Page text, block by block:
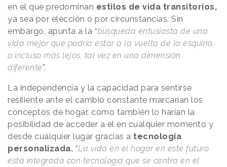
en el que predominan estilos de vida transitorios,
ya sea por elección o por circunstancias. Sin
embargo, apunta a la “búsqueda entusiasta de una
vida mejor que podría estar a la vuelta de la esquina,
o incluso más lejos, tal vez en una dimensión
diferente”.
La independencia y la capacidad para sentirse
resiliente ante el cambio constante marcarían los
conceptos de hogar, como también lo harían la
posibilidad de acceder a él en cualquier momento y
desde cualquier lugar gracias a tecnología
personalizada. “La vida en el hogar en este futuro
está integrada con tecnología que se centra en el